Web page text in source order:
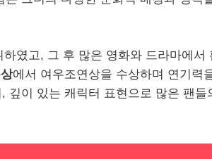
하였고, 그 후 많은 영화와 드라마에서
에서 여우조연상을 수상하며 연기력
깊이 있는 캐릭터 표현으로 많은 팬들